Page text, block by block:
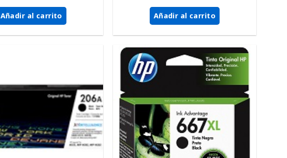
Añadir al carrito Añadir al carrito